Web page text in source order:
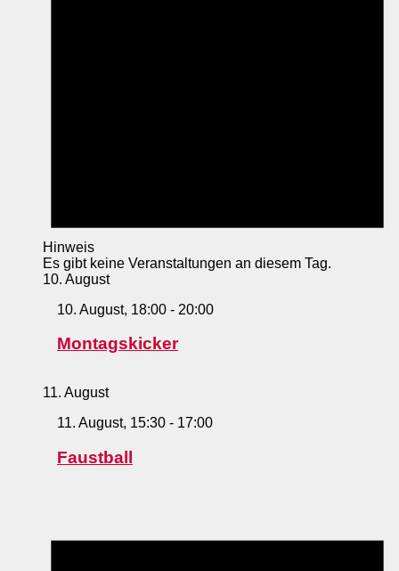
Hinweis
Es gibt keine Veranstaltungen an diesem Tag.
10. August
10. August, 18:00 - 20:00
Montagskicker
11. August
11. August, 15:30 - 17:00
Faustball